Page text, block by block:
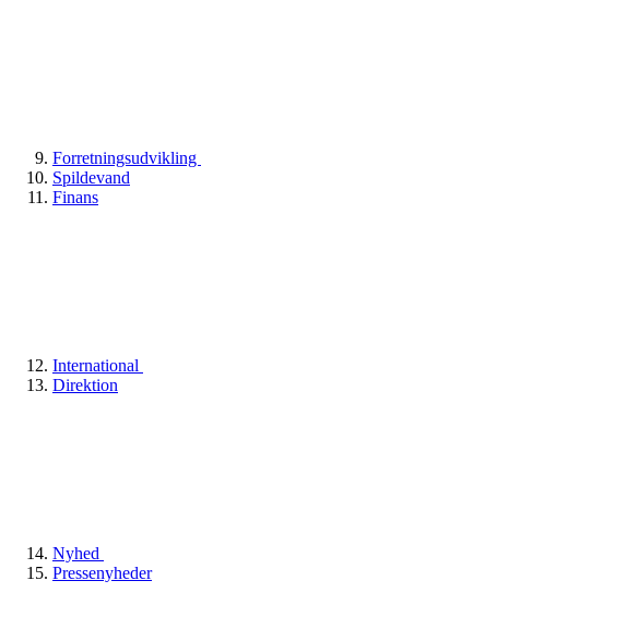
Forretningsudvikling
Spildevand
Finans
International
Direktion
Nyhed
Pressenyheder